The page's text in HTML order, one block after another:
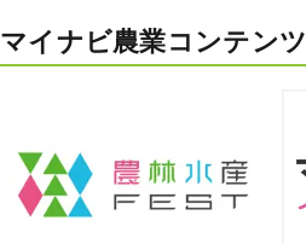
マイナビ農業コンテンツ